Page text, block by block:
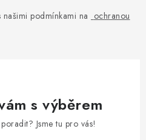
podmínkami na ochranou
s výběrem
Jsme tu pro vás!